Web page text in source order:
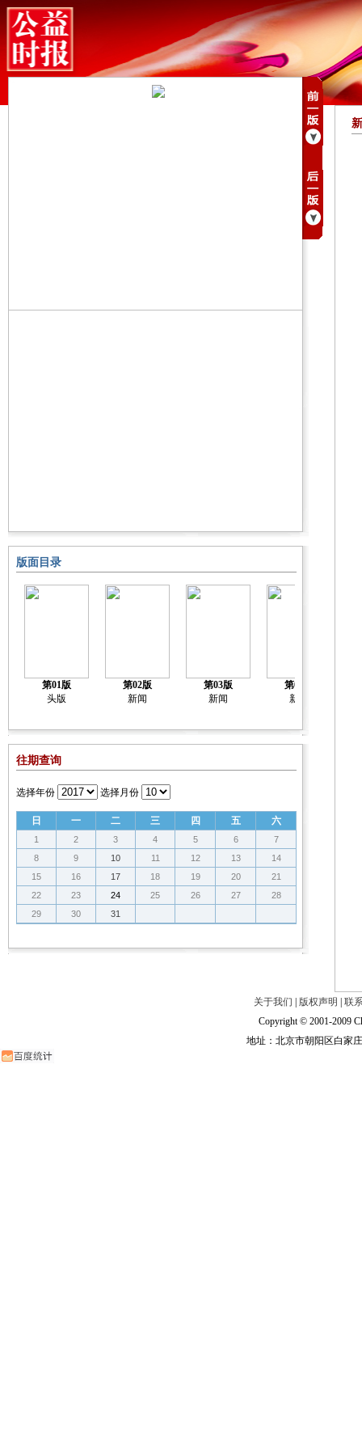
版面目录
第01版
头版
第02版
新闻
第03版
新闻
第04版
新闻
往期查询
选择年份 选择月份
日 一 二 三 四 五 六
1 2 3 4 5 6
7
8
9 10 11 12 13
14
15
16 17 18 19 20
21
22
23 24 25 26 27
28
29
30 31
关于我们 版权声明
联
Copyright © 2001-2009
地址：北京市朝阳区白家